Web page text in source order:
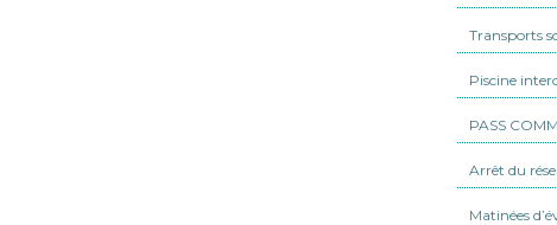
Transports
Piscine
PASS
Arrêt du
Matinées